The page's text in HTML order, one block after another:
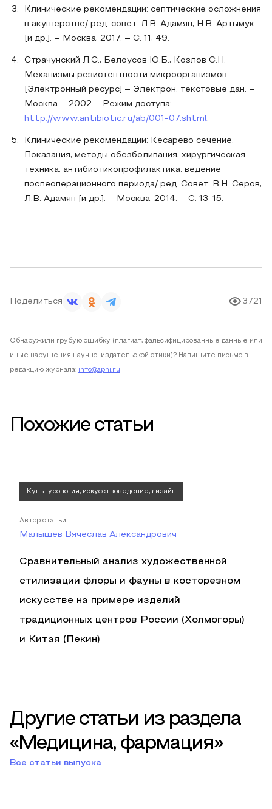
Клинические рекомендации: септические осложнения
в акушерстве/ ред. совет: Л.В. Адамян, Н.В. Артымук
[и др.]. – Москва, 2017. – С. 11, 49.
Страчунский Л.С., Белоусов Ю.Б., Козлов С.Н.
Механизмы резистентности микроорганизмов
[Электронный ресурс] – Электрон. текстовые дан. –
Москва. - 2002. - Режим доступа:
http://www.antibiotic.ru/ab/001-07.shtml.
Клинические рекомендации: Кесарево сечение.
Показания, методы обезболивания, хирургическая
техника, антибиотикопрофилактика, ведение
послеоперационного периода/ ред. Совет: В.Н. Серов,
Л.В. Адамян [и др.]. – Москва, 2014. – С. 13-15.
Поделиться 3721
Обнаружили грубую ошибку (плагиат, фальсифицированные данные или
иные нарушения научно-издательской этики)? Напишите письмо в
редакцию журнала: info@apni.ru
Похожие статьи
Культурология, искусствоведение, дизайн
Автор статьи
Малышев Вячеслав Александрович
Сравнительный анализ художественной
стилизации флоры и фауны в косторезном
искусстве на примере изделий
традиционных центров России (Холмогоры)
и Китая (Пекин)
Другие статьи из раздела
«Медицина, фармация»
Все статьи выпуска